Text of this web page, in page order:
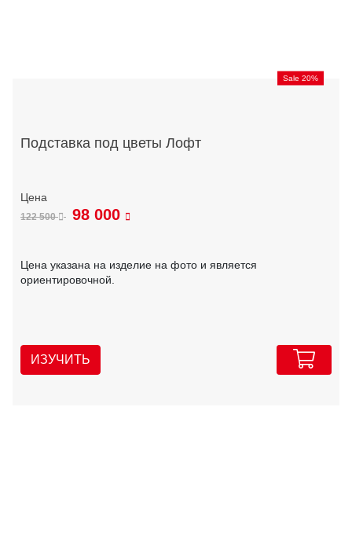
Sale 20%
Подставка под цветы Лофт
122 500 98 000
Цена указана на изделие на фото и является
ориентировочной.
ИЗУЧИТЬ